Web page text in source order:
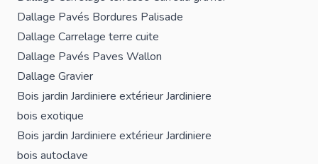
Dallage Pavés Bordures Palisade
Dallage Carrelage terre cuite
Dallage Pavés Paves Wallon
Dallage Gravier
Bois jardin Jardiniere extérieurJardiniere
bois exotique
Bois jardin Jardiniere extérieurJardiniere
bois autoclave